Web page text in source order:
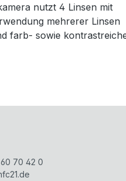
nutzt 4 Linsen mit
mehrerer Linsen
farb- sowie
70 42 0